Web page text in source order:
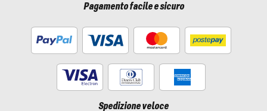
Pagamento facile e sicuro
Spedizione veloce